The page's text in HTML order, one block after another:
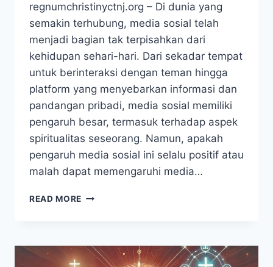
regnumchristinyctnj.org – Di dunia yang
semakin terhubung, media sosial telah
menjadi bagian tak terpisahkan dari
kehidupan sehari-hari. Dari sekadar tempat
untuk berinteraksi dengan teman hingga
platform yang menyebarkan informasi dan
pandangan pribadi, media sosial memiliki
pengaruh besar, termasuk terhadap aspek
spiritualitas seseorang. Namun, apakah
pengaruh media sosial ini selalu positif atau
malah dapat memengaruhi media…
READ MORE DAMPAK
SPIRITUALITAS:
MENYARING